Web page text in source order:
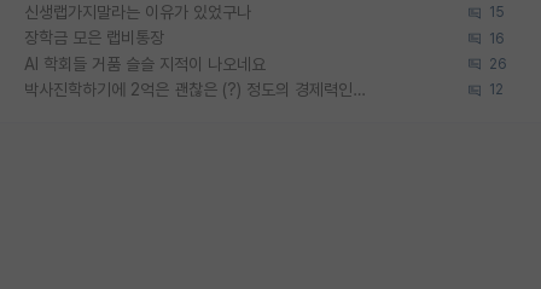
신생랩가지말라는 이유가 있었구나 15
장학금 모은 랩비통장 16
AI 학회들 거품 슬슬 지적이 나오네요 26
박사진학하기에 2억은 괜찮은 (?) 정도의 경제력인가요 12